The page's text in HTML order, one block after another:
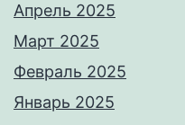
Апрель 2025
Март 2025
Февраль 2025
Январь 2025